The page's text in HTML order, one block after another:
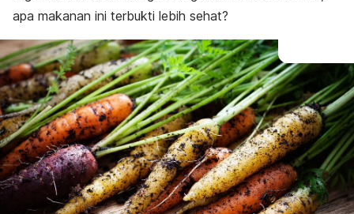
apa makanan ini terbukti lebih sehat?